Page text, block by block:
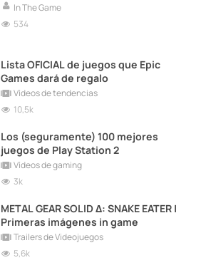
In The Game
534
Lista OFICIAL de juegos que Epic
Games dará de regalo
Vídeos de tendencias
10,5k
Los (seguramente) 100 mejores
juegos de Play Station 2
Vídeos de gaming
3k
METAL GEAR SOLID Δ: SNAKE EATER |
Primeras imágenes in game
Trailers de Videojuegos
5,6k